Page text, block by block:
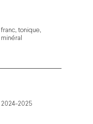
franc, tonique,
minéral
2024-2025